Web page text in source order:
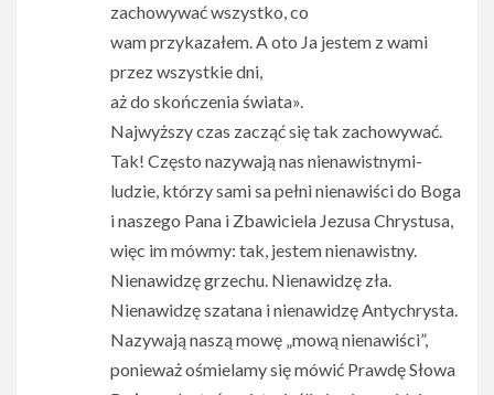
zachowywać wszystko, co
wam przykazałem. A oto Ja jestem z wami
przez wszystkie dni,
aż do skończenia świata».
Najwyższy czas zacząć się tak zachowywać.
Tak! Często nazywają nas nienawistnymi-
ludzie, którzy sami sa pełni nienawiści do Boga
i naszego Pana i Zbawiciela Jezusa Chrystusa,
więc im mówmy: tak, jestem nienawistny.
Nienawidzę grzechu. Nienawidzę zła.
Nienawidzę szatana i nienawidzę Antychrysta.
Nazywają naszą mowę „mową nienawiści”,
ponieważ ośmielamy się mówić Prawdę Słowa